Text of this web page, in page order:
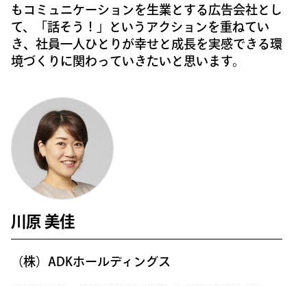
川原 美佳
（株）ADKホールディングス
もコミュニケーションを生業とする広告会社とし
て、「話そう！」というアクションを重ねてい
き、社員一人ひとりが幸せと成長を実感できる環
境づくりに関わっていきたいと思います。